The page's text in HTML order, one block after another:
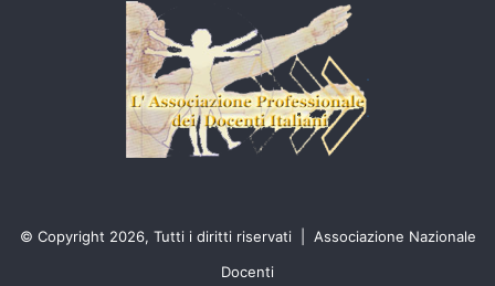
© Copyright 2026, Tutti i diritti riservati | Associazione Nazionale
Docenti